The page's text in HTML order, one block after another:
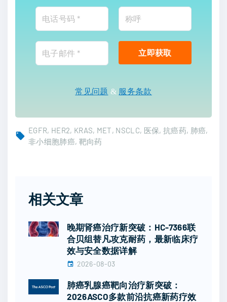
常见问题 & 服务条款
EGFR HER2 KRAS MET NSCLC 医保 抗癌药 肺癌
非小细胞肺癌 靶向药
相关文章
晚期肾癌治疗新突破：HC-7366联
合贝组替凡攻克耐药，最新临床疗
效与安全数据详解
2026-08-03
肺癌乳腺癌靶向治疗新突破：
2026ASCO多款前沿抗癌新药疗效